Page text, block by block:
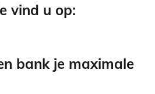
vind u op:
bank je maximale